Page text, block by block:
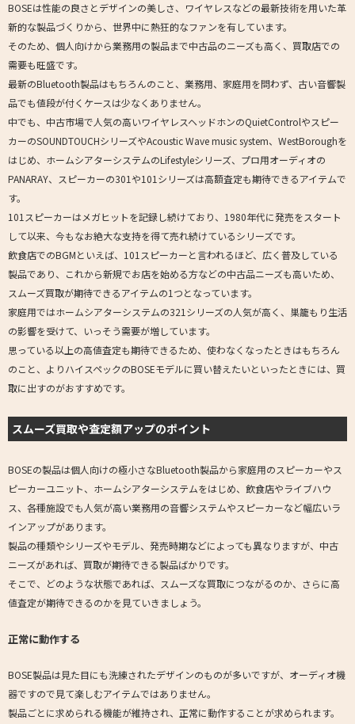
BOSEは性能の良さとデザインの美しさ、ワイヤレスなどの最新技術を用いた革
新的な製品づくりから、世界中に熱狂的なファンを有しています。
そのため、個人向けから業務用の製品まで中古品のニーズも高く、買取店での
需要も旺盛です。
最新のBluetooth製品はもちろんのこと、業務用、家庭用を問わず、古い音響製
品でも値段が付くケースは少なくありません。
中でも、中古市場で人気の高いワイヤレスヘッドホンのQuietControlやスピー
カーのSOUNDTOUCHシリーズやAcoustic Wave music system、WestBoroughを
はじめ、ホームシアターシステムのLifestyleシリーズ、プロ用オーディオの
PANARAY、スピーカーの301や101シリーズは高額査定も期待できるアイテムで
す。
101スピーカーはメガヒットを記録し続けており、1980年代に発売をスタート
して以来、今もなお絶大な支持を得て売れ続けているシリーズです。
飲食店でのBGMといえば、101スピーカーと言われるほど、広く普及している
製品であり、これから新規でお店を始める方などの中古品ニーズも高いため、
スムーズ買取が期待できるアイテムの1つとなっています。
家庭用ではホームシアターシステムの321シリーズの人気が高く、巣籠もり生活
の影響を受けて、いっそう需要が増しています。
思っている以上の高値査定も期待できるため、使わなくなったときはもちろん
のこと、よりハイスペックのBOSEモデルに買い替えたいといったときには、買
取に出すのがおすすめです。
スムーズ買取や査定額アップのポイント
BOSEの製品は個人向けの極小さなBluetooth製品から家庭用のスピーカーやス
ピーカーユニット、ホームシアターシステムをはじめ、飲食店やライブハウ
ス、各種施設でも人気が高い業務用の音響システムやスピーカーなど幅広いラ
インアップがあります。
製品の種類やシリーズやモデル、発売時期などによっても異なりますが、中古
ニーズがあれば、買取が期待できる製品ばかりです。
そこで、どのような状態であれば、スムーズな買取につながるのか、さらに高
値査定が期待できるのかを見ていきましょう。
正常に動作する
BOSE製品は見た目にも洗練されたデザインのものが多いですが、オーディオ機
器ですので見て楽しむアイテムではありません。
製品ごとに求められる機能が維持され、正常に動作することが求められます。